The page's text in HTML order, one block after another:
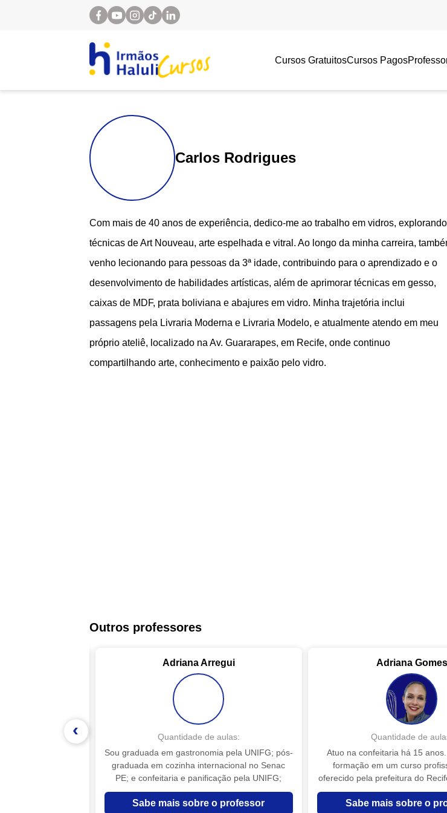
Cursos GratuitosCursos Pagos
Carlos Rodrigues
Com mais de 40 anos de experiência, dedico-me ao trabalho em vidros, explorando
técnicas de Art Nouveau, arte espelhada e vitral. Ao longo da minha carreira,
venho lecionando para pessoas da 3ª idade, contribuindo para o aprendizado e o
desenvolvimento de habilidades artísticas, além de aprimorar técnicas em gesso,
caixas de MDF, prata boliviana e abajures em vidro. Minha trajetória inclui
passagens pela Livraria Moderna e Livraria Modelo, e atualmente atendo em meu
próprio ateliê, localizado na Av. Guararapes, em Recife, onde continuo
compartilhando arte, conhecimento e paixão pelo vidro.
Outros professores
Adriana Arregui
Quantidade de aulas:
Sou graduada em gastronomia pela UNIFG; pós-
graduada em cozinha internacional no Senac
PE; e confeitaria e panificação pela UNIFG;
tenho curso de formação em massas, pizzas e
doces italianos pela academia de Firense; curso
Sabe mais sobre o professor
Adriana Gomes
Quantidade de
Atuo na confeitaria há 15
formação em um curso
oferecido pela prefeitura do
um centro comunitário do
desde os meus 12 anos já
Sabe mais sobre o
‹